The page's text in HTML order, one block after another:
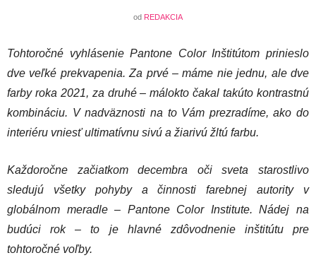
od REDAKCIA
Tohtoročné vyhlásenie Pantone Color Inštitútom prinieslo
dve veľké prekvapenia. Za prvé – máme nie jednu, ale dve
farby roka 2021, za druhé – málokto čakal takúto kontrastnú
kombináciu. V nadväznosti na to Vám prezradíme, ako do
interiéru vniesť ultimatívnu sivú a žiarivú žltú farbu.
Každoročne začiatkom decembra oči sveta starostlivo
sledujú všetky pohyby a činnosti farebnej autority v
globálnom meradle – Pantone Color Institute. Nádej na
budúci rok – to je hlavné zdôvodnenie inštitútu pre
tohtoročné voľby.